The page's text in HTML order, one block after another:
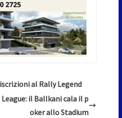
al Rally Legend
il Ballkani cala il p
oker allo Stadium